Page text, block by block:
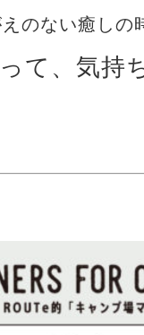
のない癒しの
て、気持